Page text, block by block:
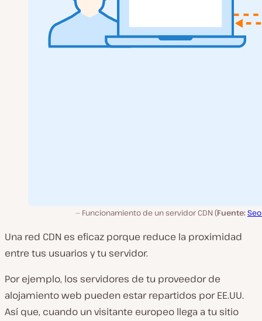
Funcionamiento de un servidor CDN (Fuente:
Una red CDN es eficaz porque reduce la proximidad
entre tus usuarios y tu servidor.
Por ejemplo, los servidores de tu proveedor de
alojamiento web pueden estar repartidos por EE.UU.
Así que, cuando un visitante europeo llega a tu sitio